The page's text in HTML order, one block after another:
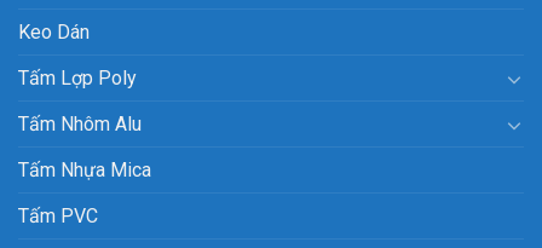
Keo Dán
Tấm Lợp Poly
Tấm Nhôm Alu
Tấm Nhựa Mica
Tấm PVC